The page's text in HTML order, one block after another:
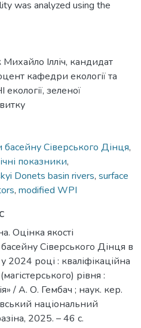
was analyzed using the
Ілліч, кандидат
кафедри екології та
зеленої
басейну Сіверського Дінця,
показники,
Donets basin rivers, surface
, modified WPI
Оцінка якості
Сіверського Дінця в
2024 році : кваліфікаційна
рівня :
/ А. О. Гембач ; наук. кер.
національний
2025. – 46 с.